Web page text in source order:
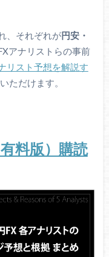
、それぞれが円安・
アナリストらの事前
リスト予想を解説す
ただけます。
料版）購読